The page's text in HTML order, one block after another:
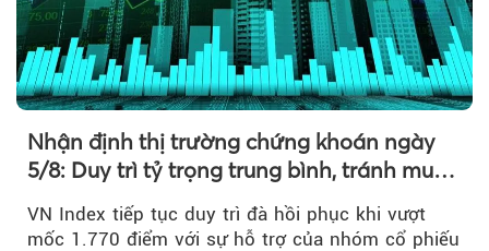
Nhận định thị trường chứng khoán ngày
5/8: Duy trì tỷ trọng trung bình, tránh mua
VN Index tiếp tục duy trì đà hồi phục khi vượt
mốc 1.770 điểm với sự hỗ trợ của nhóm cổ phiếu